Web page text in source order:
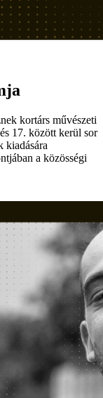
kortárs művészeti
17. között kerül sor
kiadására
a közösségi